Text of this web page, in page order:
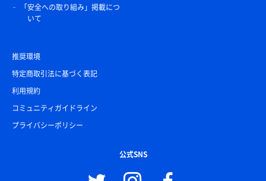
「安全への取り組み」掲載につ
いて
推奨環境
特定商取引法に基づく表記
利用規約
コミュニティガイドライン
プライバシーポリシー
公式SNS